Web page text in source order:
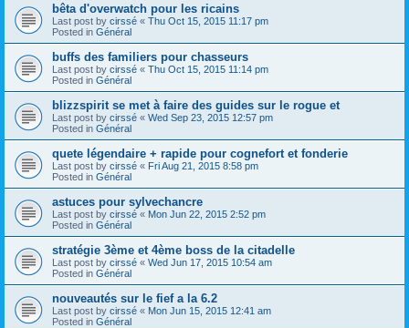
bêta d'overwatch pour les ricains
Last post by cirssé « Thu Oct 15, 2015 11:17 pm
Posted in Général
buffs des familiers pour chasseurs
Last post by cirssé « Thu Oct 15, 2015 11:14 pm
Posted in Général
blizzspirit se met à faire des guides sur le rogue et
Last post by cirssé « Wed Sep 23, 2015 12:57 pm
Posted in Général
quete légendaire + rapide pour cognefort et fonderie
Last post by cirssé « Fri Aug 21, 2015 8:58 pm
Posted in Général
astuces pour sylvechancre
Last post by cirssé « Mon Jun 22, 2015 2:52 pm
Posted in Général
stratégie 3ème et 4ème boss de la citadelle
Last post by cirssé « Wed Jun 17, 2015 10:54 am
Posted in Général
nouveautés sur le fief a la 6.2
Last post by cirssé « Mon Jun 15, 2015 12:41 am
Posted in Général